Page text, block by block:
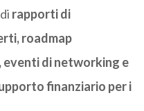
rapporti di
roadmap
eventi di networking e
finanziario per i